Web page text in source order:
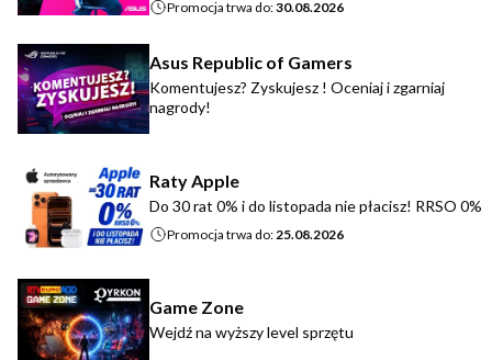
Promocja trwa do:30.08.2026
Asus Republic of Gamers
Komentujesz? Zyskujesz ! Oceniaj i zgarniaj
nagrody!
Raty Apple
Do 30 rat 0% i do listopada nie płacisz! RRSO 0%
Promocja trwa do: 25.08.2026
Game Zone
Wejdź na wyższy level sprzętu